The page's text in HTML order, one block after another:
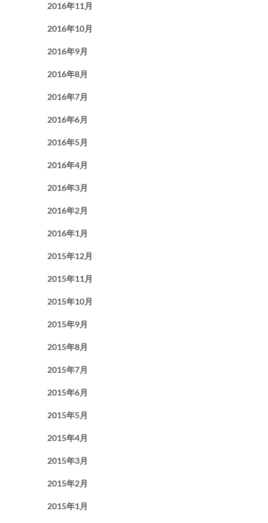
2016年11月
2016年10月
2016年9月
2016年8月
2016年7月
2016年6月
2016年5月
2016年4月
2016年3月
2016年2月
2016年1月
2015年12月
2015年11月
2015年10月
2015年9月
2015年8月
2015年7月
2015年6月
2015年5月
2015年4月
2015年3月
2015年2月
2015年1月